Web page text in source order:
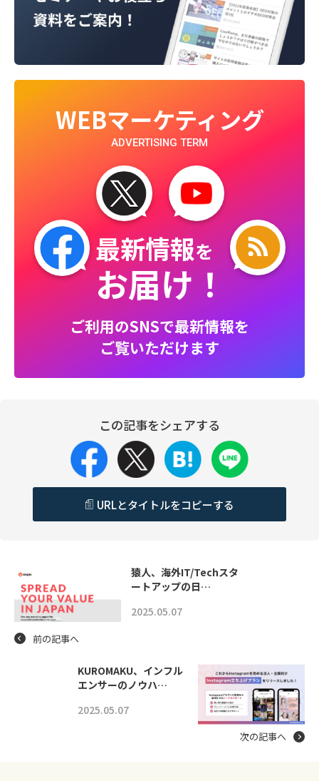
WEBマーケティング
ADVERTISING TERM
最新情報を
お届け！
ご利用のSNSで最新情報を
ご覧いただけます
この記事をシェアする
URLとタイトルをコピーする
猿人、海外IT/Techスタ
ートアップの日…
2025.05.07
前の記事へ
KUROMAKU、インフル
エンサーのノウハ…
2025.05.07
次の記事へ